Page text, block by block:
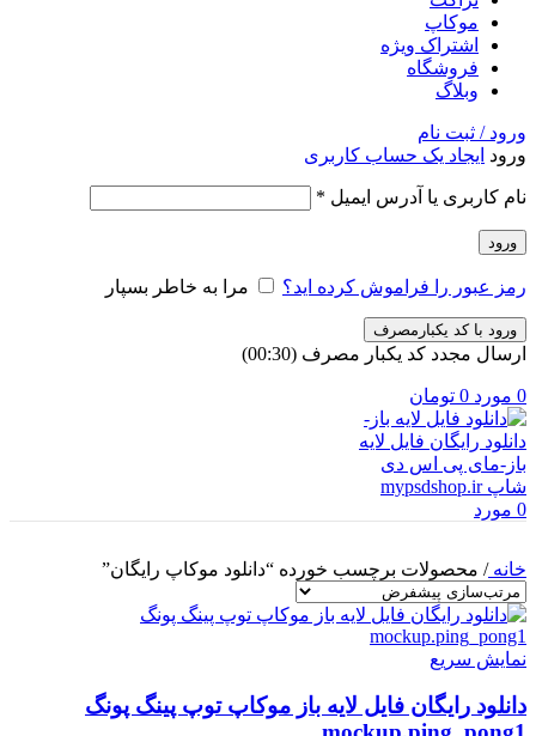
موکاپ
اشتراک ویژه
فروشگاه
وبلاگ
ورود / ثبت نام
ورود ایجاد یک حساب کاربری
نام کاربری یا آدرس ایمیل *
ورود
رمز عبور را فراموش کرده اید؟ مرا به خاطر بسپار
ورود با کد یکبارمصرف
ارسال مجدد کد یکبار مصرف (00:
30
)
0 مورد 0 تومان
0 مورد
خانه/ محصولات برچسب خورده “دانلود موکاپ رایگان”
نمایش سریع
دانلود رایگان فایل لایه باز موکاپ توپ پینگ پونگ